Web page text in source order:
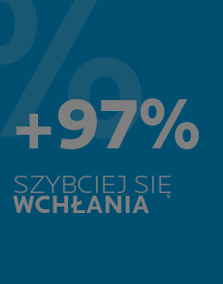
+97%
SZYBCIEJ SIĘ
WCHŁANIA